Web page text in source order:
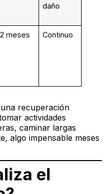
daño
2 meses Continuo
recuperación
actividades
caminar largas
algo impensable meses
el